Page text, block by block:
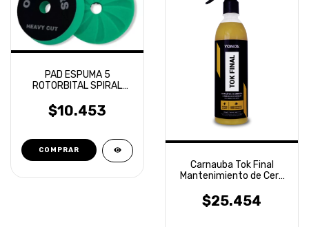
PAD ESPUMA 5
ROTORBITAL SPIRAL
OVERCARS
$10.453
Carnauba Tok Final
Mantenimiento de Cera
$25.454